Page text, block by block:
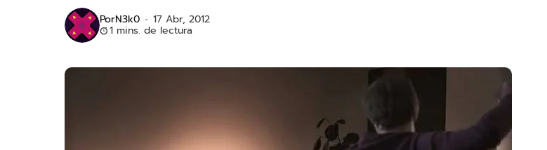
PorN3k0 17 Abr, 2012
1 mins. de lectura